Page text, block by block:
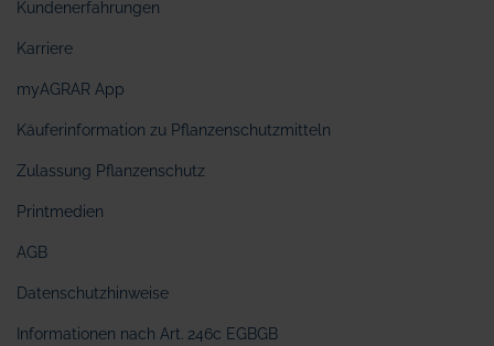
Kundenerfahrungen
Karriere
myAGRAR App
Käuferinformation zu Pflanzenschutzmitteln
Zulassung Pflanzenschutz
Printmedien
AGB
Datenschutzhinweise
Informationen nach Art. 246c EGBGB